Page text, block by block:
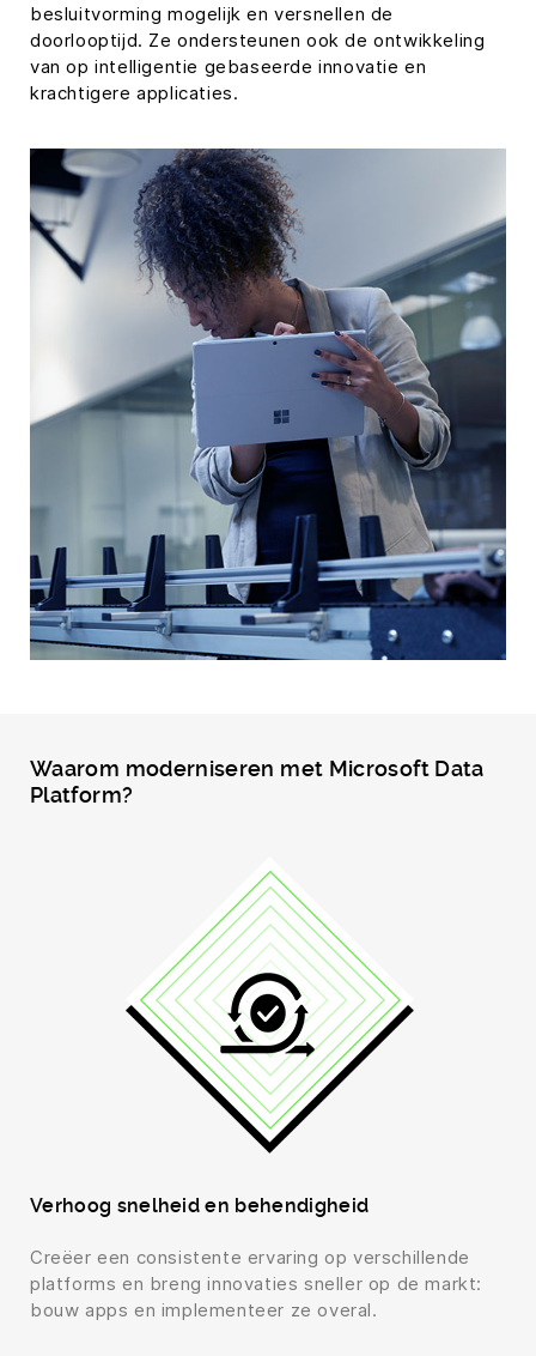
besluitvorming mogelijk en versnellen de
doorlooptijd. Ze ondersteunen ook de ontwikkeling
van op intelligentie gebaseerde innovatie en
krachtigere applicaties.
Waarom moderniseren met Microsoft Data
Platform?
Verhoog snelheid en behendigheid
Creëer een consistente ervaring op verschillende
platforms en breng innovaties sneller op de markt:
bouw apps en implementeer ze overal.